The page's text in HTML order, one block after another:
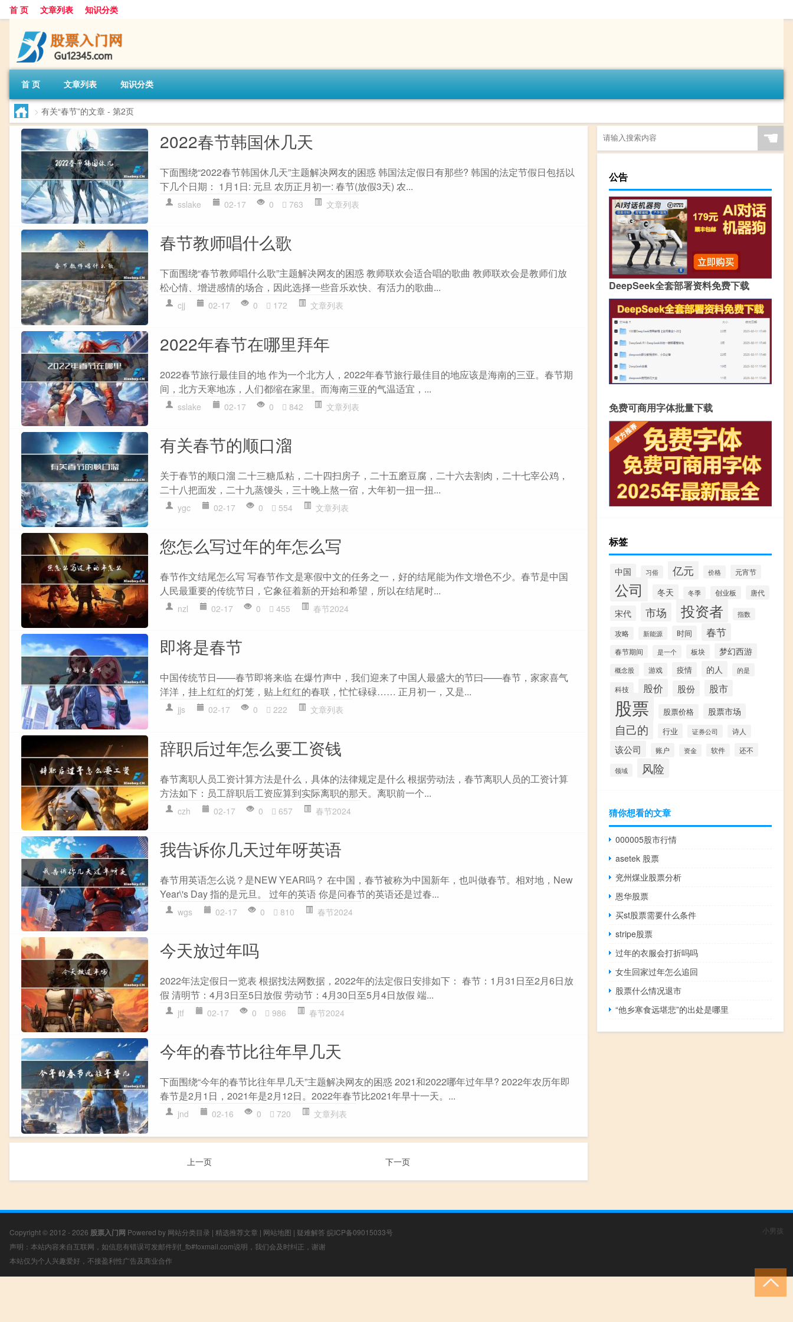
首 页 文章列表 知识分类
首 页 文章列表 知识分类
> 有关“春节”的文章 - 第2页
2022春节韩国休几天
下面围绕“2022春节韩国休几天”主题解决网友的困惑 韩国法定假日有那些? 韩国的法定节假日包括以
下几个日期： 1月1日: 元旦 农历正月初一: 春节(放假3天) 农...
sslake 02-17 0 763 文章列表
春节教师唱什么歌
下面围绕“春节教师唱什么歌”主题解决网友的困惑 教师联欢会适合唱的歌曲 教师联欢会是教师们放
松心情、增进感情的场合，因此选择一些音乐欢快、有活力的歌曲...
cjj 02-17 0 172 文章列表
2022年春节在哪里拜年
2022春节旅行最佳目的地 作为一个北方人，2022年春节旅行最佳目的地应该是海南的三亚。春节期
间，北方天寒地冻，人们都缩在家里。而海南三亚的气温适宜，...
sslake 02-17 0 842 文章列表
有关春节的顺口溜
关于春节的顺口溜 二十三糖瓜粘，二十四扫房子，二十五磨豆腐，二十六去割肉，二十七宰公鸡，
二十八把面发，二十九蒸馒头，三十晚上熬一宿，大年初一扭一扭...
ygc 02-17 0 554 文章列表
您怎么写过年的年怎么写
春节作文结尾怎么写 写春节作文是寒假中文的任务之一，好的结尾能为作文增色不少。春节是中国
人民最重要的传统节日，它象征着新的开始和希望，所以在结尾时...
nzl 02-17 0 455 春节2024
即将是春节
中国传统节日——春节即将来临 在爆竹声中，我们迎来了中国人最盛大的节曰——春节，家家喜气
洋洋，挂上红红的灯笼，贴上红红的春联，忙忙碌碌…… 正月初一，又是...
jjs 02-17 0 222 文章列表
辞职后过年怎么要工资钱
春节离职人员工资计算方法是什么，具体的法律规定是什么 根据劳动法，春节离职人员的工资计算
方法如下：员工辞职后工资应算到实际离职的那天。离职前一个...
czh 02-17 0 657 春节2024
我告诉你几天过年呀英语
春节用英语怎么说？是NEW YEAR吗？ 在中国，春节被称为中国新年，也叫做春节。相对地，New
Year\'s Day 指的是元旦。 过年的英语 你是问春节的英语还是过春...
wgs 02-17 0 810 春节2024
今天放过年吗
2022年法定假日一览表 根据找法网数据，2022年的法定假日安排如下： 春节：1月31日至2月6日放
假 清明节：4月3日至5日放假 劳动节：4月30日至5月4日放假 端...
jtf 02-17 0 986 春节2024
今年的春节比往年早几天
下面围绕“今年的春节比往年早几天”主题解决网友的困惑 2021和2022哪年过年早? 2022年农历年即
春节是2月1日，2021年是2月12日。2022年春节比2021年早十一天。...
jnd 02-16 0 720 文章列表
上一页 下一页
☚
公告
DeepSeek全套部署资料免费下载
免费可商用字体批量下载
标签
中国 习俗 亿元 价格 元宵节
公司 冬天 冬季 创业板 唐代
宋代 市场 投资者 指数
攻略 新能源 时间 春节
春节期间 是一个 板块 梦幻西游
概念股 游戏 疫情 的人 的是
科技 股价 股份 股市
股票 股票价格 股票市场
自己的 行业 证券公司 诗人
该公司 账户 资金 软件 还不
领域 风险
猜你想看的文章
000005股市行情
asetek 股票
兖州煤业股票分析
恩华股票
买st股票需要什么条件
stripe股票
过年的衣服会打折吗吗
女生回家过年怎么追回
股票什么情况退市
“他乡寒食远堪悲”的出处是哪里
Copyright © 2012 - 2026 股票入门网 Powered by 网站分类目录 | 精选推荐文章 | 网站地图 | 疑难解答 皖ICP备09015033号
声明：本站内容来自互联网，如信息有错误可发邮件到f_fb#foxmail.com说明，我们会及时纠正，谢谢
本站仅为个人兴趣爱好，不接盈利性广告及商业合作
小男孩